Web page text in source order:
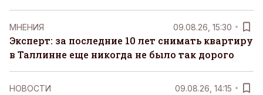
MНЕНИЯ 09.08.26, 15:30
Эксперт: за последние 10 лет снимать квартиру
в Таллинне еще никогда не было так дорого
НОВОСТИ 09.08.26, 14:15